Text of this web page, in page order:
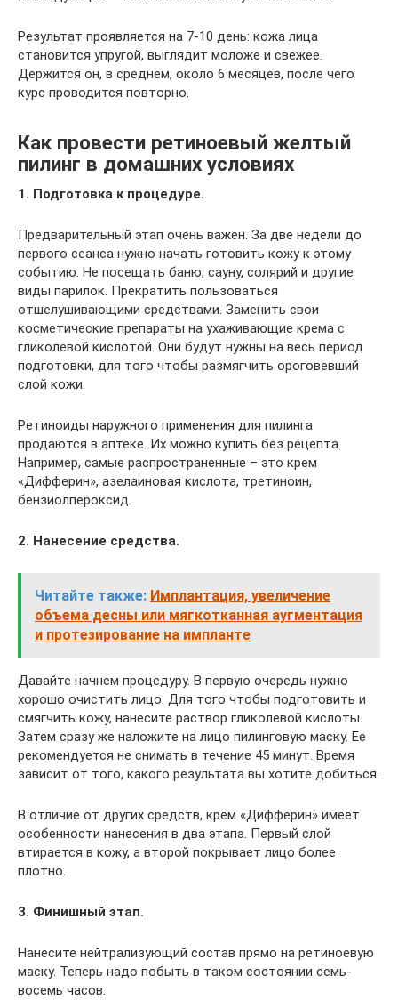
Результат проявляется на 7-10 день: кожа лица
становится упругой, выглядит моложе и свежее.
Держится он, в среднем, около 6 месяцев, после чего
курс проводится повторно.
Как провести ретиноевый желтый
пилинг в домашних условиях
1. Подготовка к процедуре.
Предварительный этап очень важен. За две недели до
первого сеанса нужно начать готовить кожу к этому
событию. Не посещать баню, сауну, солярий и другие
виды парилок. Прекратить пользоваться
отшелушивающими средствами. Заменить свои
косметические препараты на ухаживающие крема с
гликолевой кислотой. Они будут нужны на весь период
подготовки, для того чтобы размягчить ороговевший
слой кожи.
Ретиноиды наружного применения для пилинга
продаются в аптеке. Их можно купить без рецепта.
Например, самые распространенные – это крем
«Дифферин», азелаиновая кислота, третиноин,
бензиолпероксид.
2. Нанесение средства.
Читайте также: Имплантация, увеличение
объема десны или мягкотканная аугментация
и протезирование на импланте
Давайте начнем процедуру. В первую очередь нужно
хорошо очистить лицо. Для того чтобы подготовить и
смягчить кожу, нанесите раствор гликолевой кислоты.
Затем сразу же наложите на лицо пилинговую маску. Ее
рекомендуется не снимать в течение 45 минут. Время
зависит от того, какого результата вы хотите добиться.
В отличие от других средств, крем «Дифферин» имеет
особенности нанесения в два этапа. Первый слой
втирается в кожу, а второй покрывает лицо более
плотно.
3. Финишный этап.
Нанесите нейтрализующий состав прямо на ретиноевую
маску. Теперь надо побыть в таком состоянии семь-
восемь часов.